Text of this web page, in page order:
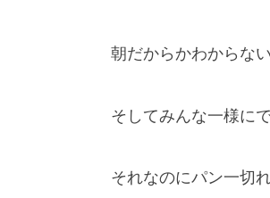
朝だからかわからな
そしてみんな一様に
それなのにパン一切